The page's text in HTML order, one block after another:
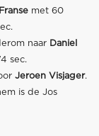
met 60
naar Daniel
sec.
Jeroen Visjager.
is de Jos